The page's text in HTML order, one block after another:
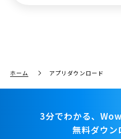
ホーム アプリダウンロード
3分でわかる、
無料ダウン